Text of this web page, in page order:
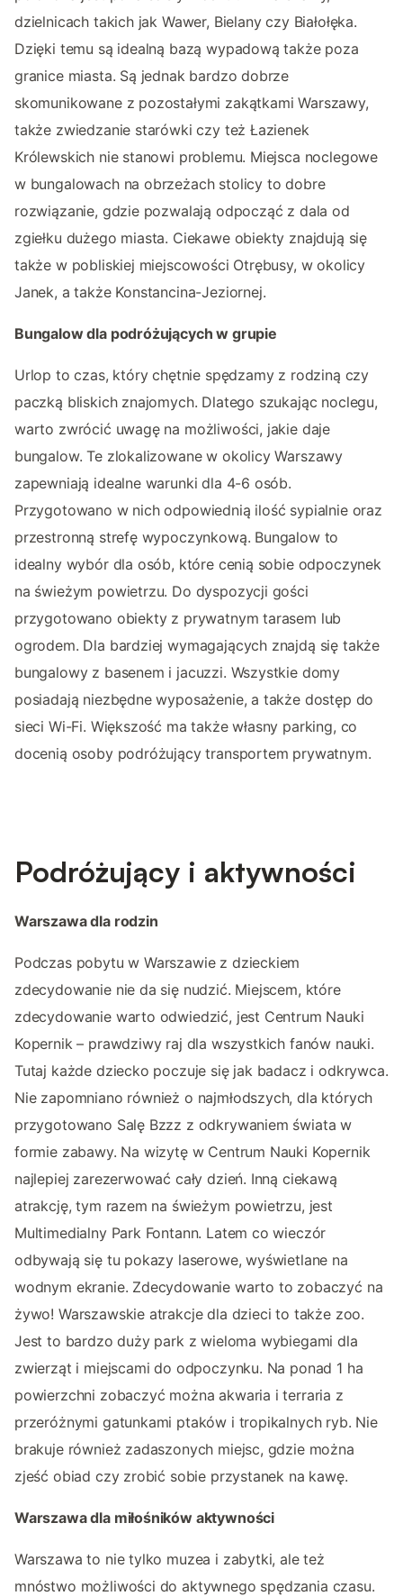
dzielnicach takich jak Wawer, Bielany czy Białołęka.
Dzięki temu są idealną bazą wypadową także poza
granice miasta. Są jednak bardzo dobrze
skomunikowane z pozostałymi zakątkami Warszawy,
także zwiedzanie starówki czy też Łazienek
Królewskich nie stanowi problemu. Miejsca noclegowe
w bungalowach na obrzeżach stolicy to dobre
rozwiązanie, gdzie pozwalają odpocząć z dala od
zgiełku dużego miasta. Ciekawe obiekty znajdują się
także w pobliskiej miejscowości Otrębusy, w okolicy
Janek, a także Konstancina-Jeziornej.
Bungalow dla podróżujących w grupie
Urlop to czas, który chętnie spędzamy z rodziną czy
paczką bliskich znajomych. Dlatego szukając noclegu,
warto zwrócić uwagę na możliwości, jakie daje
bungalow. Te zlokalizowane w okolicy Warszawy
zapewniają idealne warunki dla 4-6 osób.
Przygotowano w nich odpowiednią ilość sypialnie oraz
przestronną strefę wypoczynkową. Bungalow to
idealny wybór dla osób, które cenią sobie odpoczynek
na świeżym powietrzu. Do dyspozycji gości
przygotowano obiekty z prywatnym tarasem lub
ogrodem. Dla bardziej wymagających znajdą się także
bungalowy z basenem i jacuzzi. Wszystkie domy
posiadają niezbędne wyposażenie, a także dostęp do
sieci Wi-Fi. Większość ma także własny parking, co
docenią osoby podróżujący transportem prywatnym.
Podróżujący i aktywności
Warszawa dla rodzin
Podczas pobytu w Warszawie z dzieckiem
zdecydowanie nie da się nudzić. Miejscem, które
zdecydowanie warto odwiedzić, jest Centrum Nauki
Kopernik – prawdziwy raj dla wszystkich fanów nauki.
Tutaj każde dziecko poczuje się jak badacz i odkrywca.
Nie zapomniano również o najmłodszych, dla których
przygotowano Salę Bzzz z odkrywaniem świata w
formie zabawy. Na wizytę w Centrum Nauki Kopernik
najlepiej zarezerwować cały dzień. Inną ciekawą
atrakcję, tym razem na świeżym powietrzu, jest
Multimedialny Park Fontann. Latem co wieczór
odbywają się tu pokazy laserowe, wyświetlane na
wodnym ekranie. Zdecydowanie warto to zobaczyć na
żywo! Warszawskie atrakcje dla dzieci to także zoo.
Jest to bardzo duży park z wieloma wybiegami dla
zwierząt i miejscami do odpoczynku. Na ponad 1 ha
powierzchni zobaczyć można akwaria i terraria z
przeróżnymi gatunkami ptaków i tropikalnych ryb. Nie
brakuje również zadaszonych miejsc, gdzie można
zjeść obiad czy zrobić sobie przystanek na kawę.
Warszawa dla miłośników aktywności
Warszawa to nie tylko muzea i zabytki, ale też
mnóstwo możliwości do aktywnego spędzania czasu.